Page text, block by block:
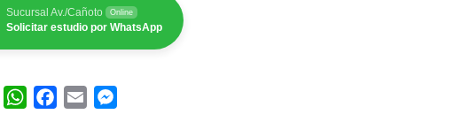
Sucursal Av./Cañoto Online
Solicitar estudio por WhatsApp
WhatsAppFacebook
Email